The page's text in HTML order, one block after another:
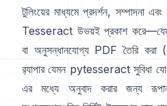
টুলিংয়ের মাধ্যমে প্রদর্শন, সম্পাদনা
Tesseract উভয়ই প্রকাশ
বা অনুসন্ধানযোগ্য PDF তৈরি করা (
র‍্যাপার যেমন pytesseract সুবিধা
এর মধ্যে অনুবাদ করার জন্য